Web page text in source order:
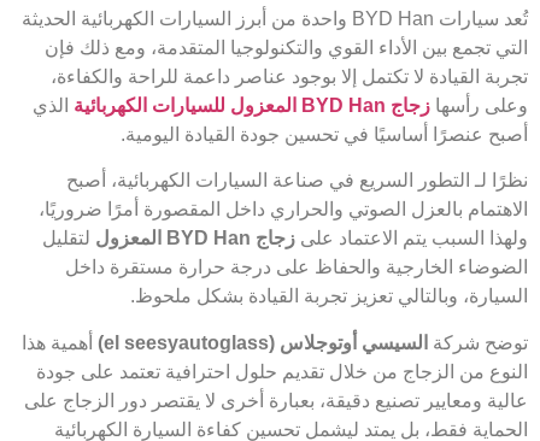
تُعد سيارات BYD Han واحدة من أبرز السيارات الكهربائية الحديثة
التي تجمع بين الأداء القوي والتكنولوجيا المتقدمة، ومع ذلك فإن
تجربة القيادة لا تكتمل إلا بوجود عناصر داعمة للراحة والكفاءة،
وعلى رأسها زجاج BYD Han المعزول للسيارات الكهربائية
الذي
أصبح عنصرًا أساسيًا في تحسين جودة القيادة اليومية.
نظرًا لـ التطور السريع في صناعة السيارات الكهربائية، أصبح
الاهتمام بالعزل الصوتي والحراري داخل المقصورة أمرًا ضروريًا،
ولهذا السبب يتم الاعتماد على زجاج BYD Han المعزول
لتقليل
الضوضاء الخارجية والحفاظ على درجة حرارة مستقرة داخل
السيارة، وبالتالي تعزيز تجربة القيادة بشكل ملحوظ.
توضح شركة السيسي أوتوجلاس (el seesyautoglass)
أهمية هذا
النوع من الزجاج من خلال تقديم حلول احترافية تعتمد على جودة
عالية ومعايير تصنيع دقيقة، بعبارة أخرى لا يقتصر دور الزجاج على
الحماية فقط، بل يمتد ليشمل تحسين كفاءة السيارة الكهربائية